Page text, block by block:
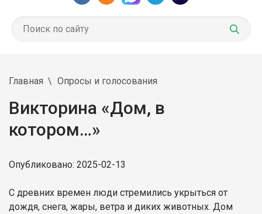
Главная Опросы и голосования
Викторина «Дом, в
котором…»
Опубликовано: 2025-02-13
С древних времен люди стремились укрыться от
дождя, снега, жары, ветра и диких животных. Дом